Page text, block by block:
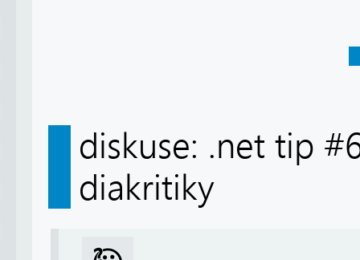
diskuse: .net tip
diakritiky